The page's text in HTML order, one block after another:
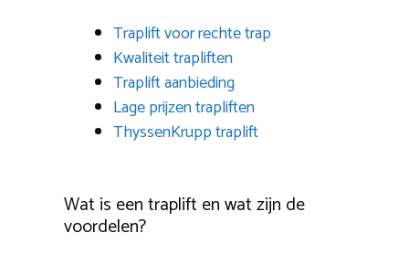
Traplift voor rechte trap
Kwaliteit trapliften
Traplift aanbieding
Lage prijzen trapliften
ThyssenKrupp traplift
Wat is een traplift en wat zijn de
voordelen?